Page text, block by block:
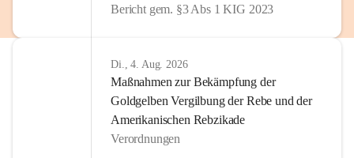
Bericht gem. §3 Abs 1 KIG 2023
Di., 4. Aug. 2026
Maßnahmen zur Bekämpfung der
Goldgelben Vergilbung der Rebe und der
Amerikanischen Rebzikade
Verordnungen